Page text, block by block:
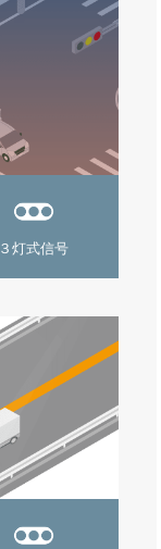
３灯式信号